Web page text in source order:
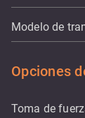
Modelo de
Opciones
Toma de